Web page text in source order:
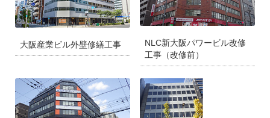
大阪産業ビル外壁修繕工事
NLC新大阪パワービル改修
工事（改修前）